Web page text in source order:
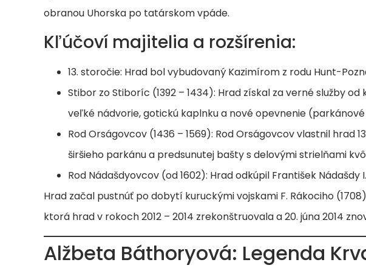
obranou Uhorska po tatárskom vpáde.
Kľúčoví majitelia a rozšírenia:
13. storočie: Hrad bol vybudovaný Kazimírom z rodu Hunt-
Stibor zo Stiboríc (1392 – 1434): Hrad získal za verné služby
veľké nádvorie, gotickú kaplnku a nové opevnenie
Rod Orságovcov (1436 – 1569): Rod Orságovcov vlastnil
širšieho parkánu a predsunutej bašty s delovými strielňami
Rod Nádašdyovcov (od 1602): Hrad odkúpil František
Hrad začal pustnúť po dobytí kuruckými vojskami F. Rákociho
ktorá hrad v rokoch 2012 – 2014 zrekonštruovala a 20. júna 2014
Alžbeta Báthoryová: Legenda